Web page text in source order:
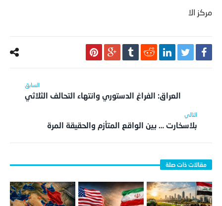
مركز الا
العراق: الفراغ الدستوري وانتهاء التحالف الثلاثي
بلاسخارت … بين الواقع المتأزم والحقيقة المرة